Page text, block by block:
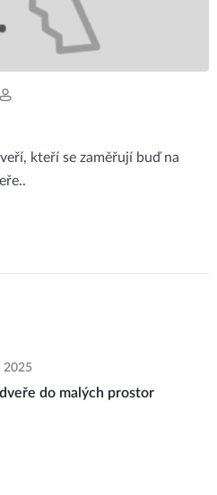
kteří se zaměřují buď na
2025
do malých prostor